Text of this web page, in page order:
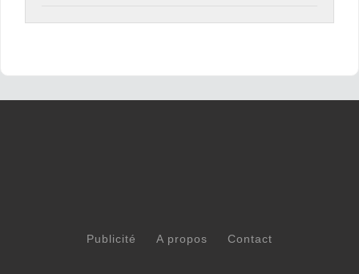
Publicité A propos Contact